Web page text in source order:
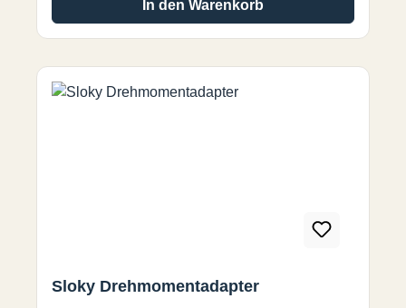
In den Warenkorb
Sloky Drehmomentadapter